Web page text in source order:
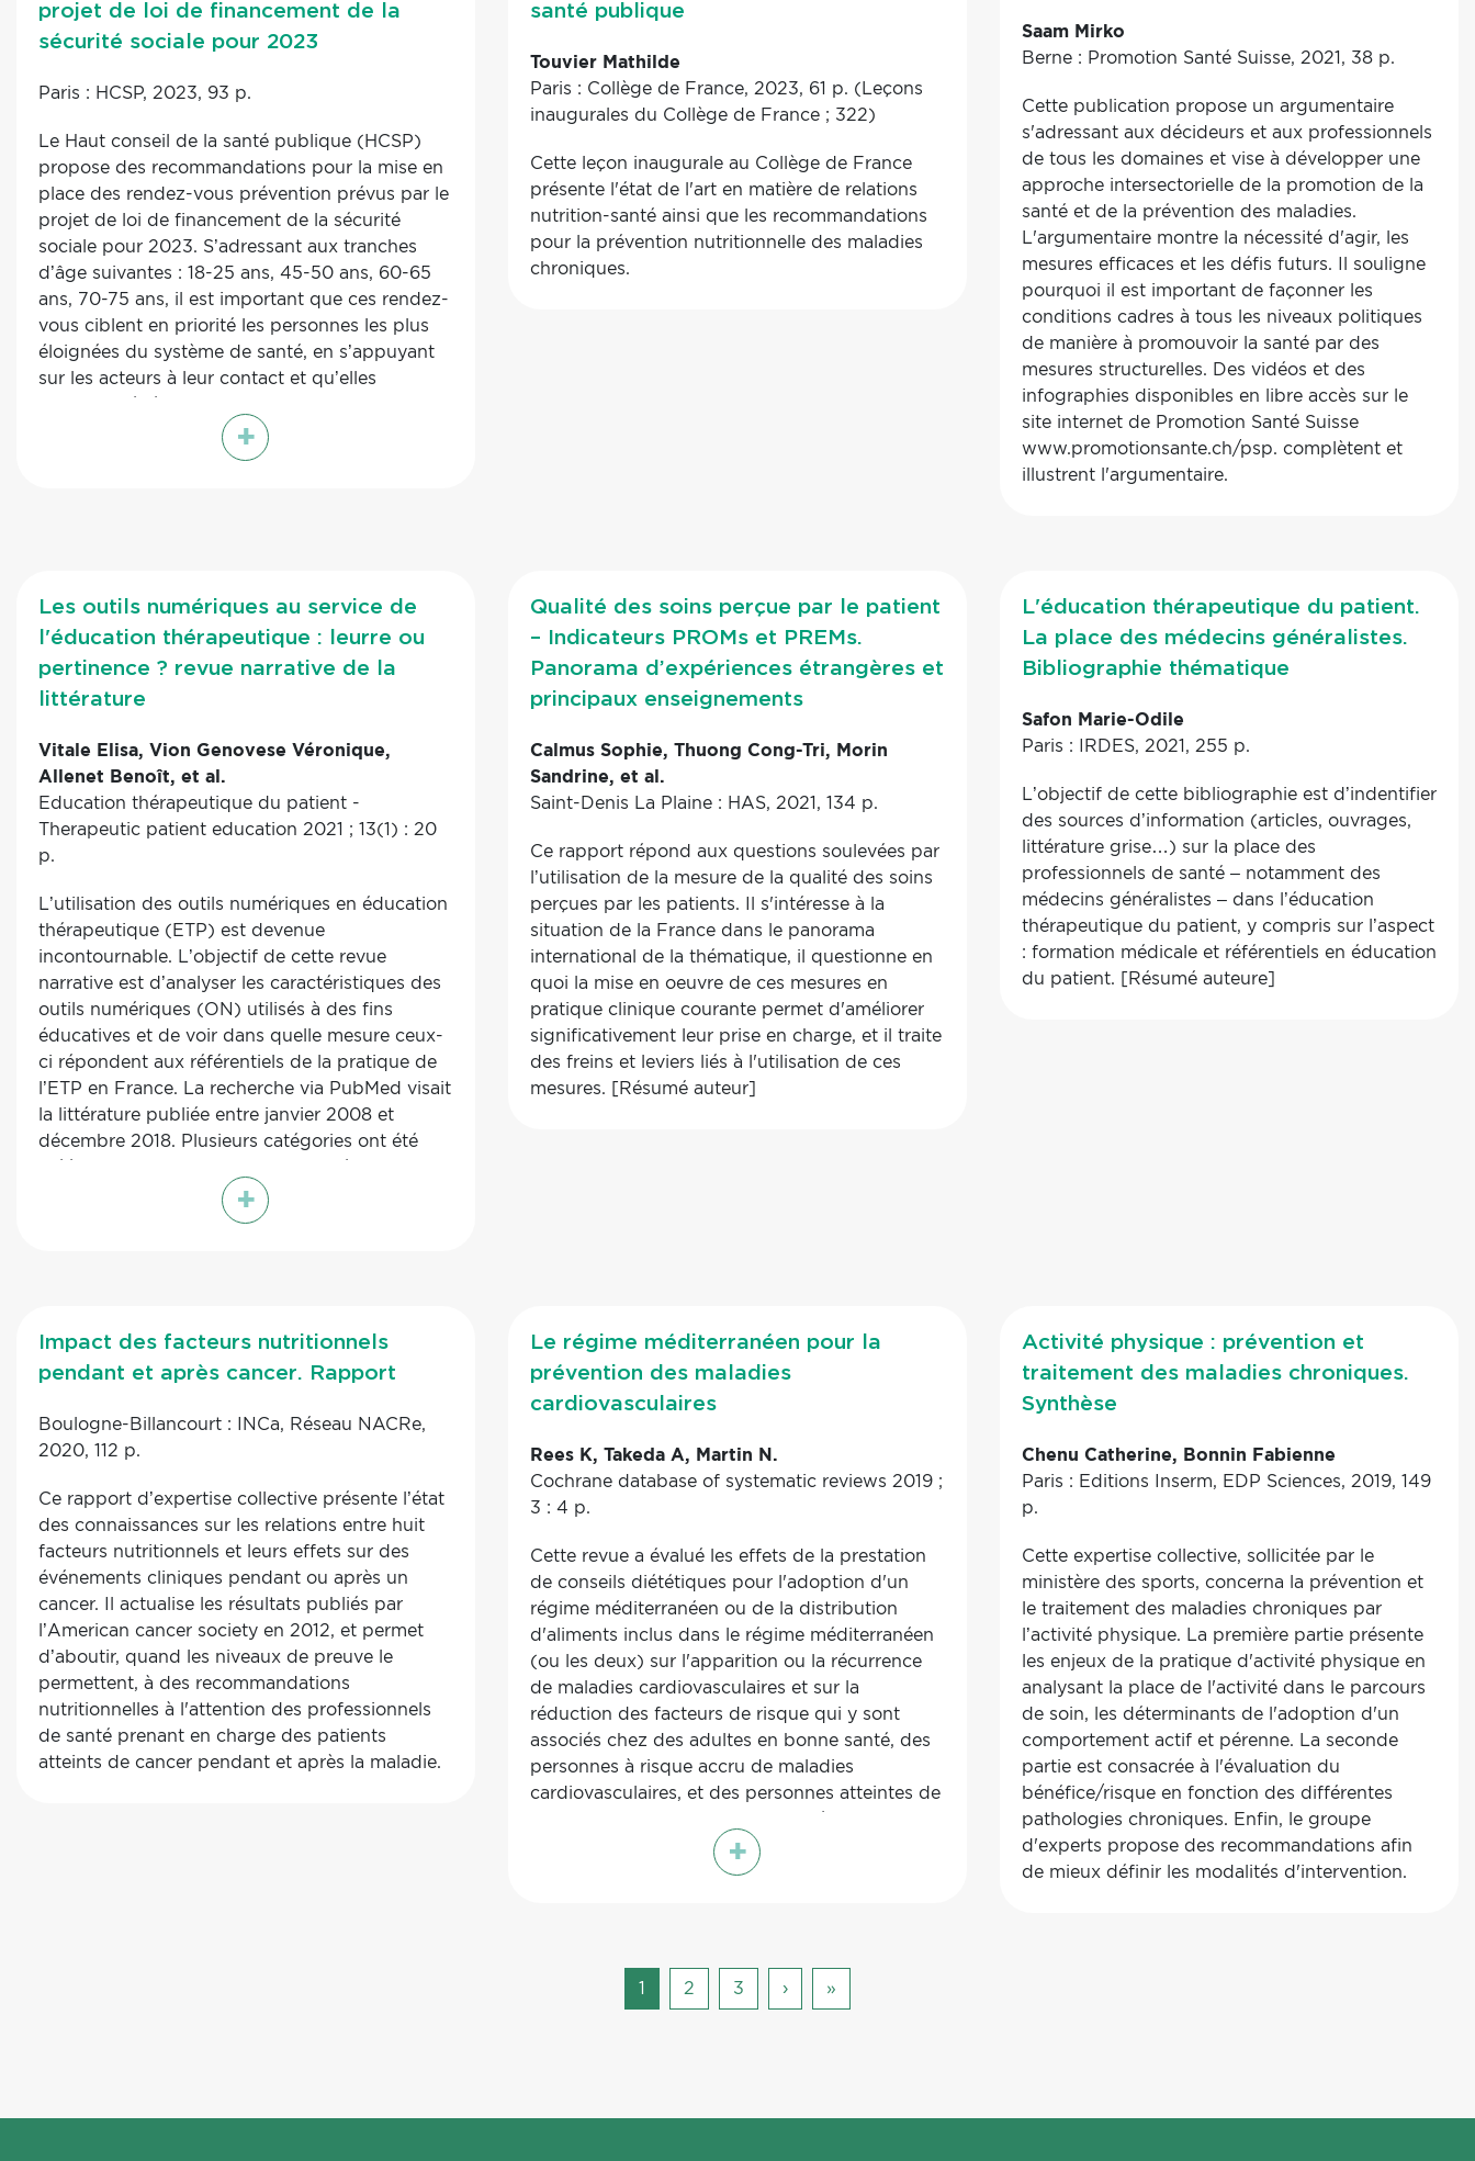
les plus fragiles, chez qui les effets indésirables
des traitements sont les plus fréquents et les
santé et l’utilisation de nouvelles technologies
peuvent aider au suivi du contrôle des facteurs
de risque cardiovasculaire et à la diminution des
erreurs de la prise médicamenteuse. Ce rapport
met également l'accent sur la nécessité
d’améliorer la prise en charge des résidents
d’EHPAD à haut risque cardiovasculaire en
proposant l’intervention d’équipes mobiles
externes qui pourront suivre de façon régulière
l’évolution de leur état clinique. Enfin, il est
urgent de promouvoir des études cliniques de
qualité en y incluant les patients âgés fragiles
qui en sont actuellement le plus souvent exclus.
projet de loi de financement de la
sécurité sociale pour 2023
Paris : HCSP, 2023, 93 p.
Le Haut conseil de la santé publique (HCSP)
propose des recommandations pour la mise en
place des rendez-vous prévention prévus par le
projet de loi de financement de la sécurité
sociale pour 2023. S’adressant aux tranches
d’âge suivantes : 18-25 ans, 45-50 ans, 60-65
ans, 70-75 ans, il est important que ces rendez-
vous ciblent en priorité les personnes les plus
éloignées du système de santé, en s’appuyant
sur les acteurs à leur contact et qu’elles
puissent bénéficier de structures d’aval. Une
fois testé, un auto-questionnaire sur les
habitudes favorables à la santé peut être mis à
dans une approche coordonnée de prise en
charge territorialisée en faisant bénéficier les
professionnels en charge des rendez-vous
d’une formation adéquate. Le contenu du
personne et à ses priorités, et prendre en
compte les habitudes de vie comme l’activité
physique, l’alimentation, les addictions, la santé
mentale, l’environnement personnel. Il est
souhaitable de mettre en place une
d’amont et d’aval du dispositif de prévention
ainsi qu’un comité de pilotage associant des
acteurs nationaux, des acteurs territoriaux, et
des usagers afin de structurer le système
d’information et l’évaluation du dispositif et des
actions de prévention. [résumé éditeur]. Ce
document actualise la publication
"Consultations de prévention" du 25 mars
2009.
+
santé publique
Touvier Mathilde
Paris : Collège de France, 2023, 61 p. (Leçons
inaugurales du Collège de France ; 322)
Cette leçon inaugurale au Collège de France
présente l'état de l'art en matière de relations
nutrition-santé ainsi que les recommandations
pour la prévention nutritionnelle des maladies
chroniques.
Saam Mirko
Berne : Promotion Santé Suisse, 2021, 38 p.
Cette publication propose un argumentaire
s'adressant aux décideurs et aux professionnels
de tous les domaines et vise à développer une
approche intersectorielle de la promotion de la
santé et de la prévention des maladies.
L'argumentaire montre la nécessité d'agir, les
mesures efficaces et les défis futurs. Il souligne
pourquoi il est important de façonner les
conditions cadres à tous les niveaux politiques
de manière à promouvoir la santé par des
mesures structurelles. Des vidéos et des
infographies disponibles en libre accès sur le
site internet de Promotion Santé Suisse
www.promotionsante.ch/psp. complètent et
illustrent l'argumentaire.
Les outils numériques au service de
l'éducation thérapeutique : leurre ou
pertinence ? revue narrative de la
littérature
Vitale Elisa, Vion Genovese Véronique,
Allenet Benoît, et al.
Education thérapeutique du patient -
Therapeutic patient education 2021 ; 13(1) : 20
p.
L’utilisation des outils numériques en éducation
thérapeutique (ETP) est devenue
incontournable. L’objectif de cette revue
narrative est d’analyser les caractéristiques des
outils numériques (ON) utilisés à des fins
éducatives et de voir dans quelle mesure ceux-
ci répondent aux référentiels de la pratique de
l’ETP en France. La recherche via PubMed visait
la littérature publiée entre janvier 2008 et
décembre 2018. Plusieurs catégories ont été
créées pour classer les outils, inspirées de la
définition et des conditions de mise en œuvre
de l’ETP décrites dans les recommandations de
sous la forme de sites Web alors que 13,5%
(n=27) sont des applications smartphones. 63%
entre patient et soignant ; 20% (n=41) des ON
ne sont pas individualisés ; 45% (n=93)
(n=161) transmettent de l’information ; 57%
(n=118) permettent l’apprentissage de savoir-
faire et savoir être ; 63% (n=130) intègrent la
saisies de données cliniques ou biologiques et
65% (n=134) proposent un feedback tenant
compte des données saisies par le patient.
Seuls 7% (n=15) des ON offrent l’ensemble de
ces fonctionnalités. Cette analyse montre que
d’une manière générale, les ON identifiés
permettent la diffusion massive d’information et
le suivi médical « à distance » des patients, mais
+
Qualité des soins perçue par le patient
– Indicateurs PROMs et PREMs.
Panorama d’expériences étrangères et
principaux enseignements
Calmus Sophie, Thuong Cong-Tri, Morin
Sandrine, et al.
Saint-Denis La Plaine : HAS, 2021, 134 p.
Ce rapport répond aux questions soulevées par
l’utilisation de la mesure de la qualité des soins
perçues par les patients. Il s'intéresse à la
situation de la France dans le panorama
international de la thématique, il questionne en
quoi la mise en oeuvre de ces mesures en
pratique clinique courante permet d'améliorer
significativement leur prise en charge, et il traite
des freins et leviers liés à l'utilisation de ces
mesures. [Résumé auteur]
L'éducation thérapeutique du patient.
La place des médecins généralistes.
Bibliographie thématique
Safon Marie-Odile
Paris : IRDES, 2021, 255 p.
L’objectif de cette bibliographie est d’indentifier
des sources d’information (articles, ouvrages,
littérature grise…) sur la place des
professionnels de santé – notamment des
médecins généralistes – dans l’éducation
thérapeutique du patient, y compris sur l’aspect
: formation médicale et référentiels en éducation
du patient. [Résumé auteure]
Impact des facteurs nutritionnels
pendant et après cancer. Rapport
Boulogne-Billancourt : INCa, Réseau NACRe,
2020, 112 p.
Ce rapport d’expertise collective présente l’état
des connaissances sur les relations entre huit
facteurs nutritionnels et leurs effets sur des
événements cliniques pendant ou après un
cancer. Il actualise les résultats publiés par
l’American cancer society en 2012, et permet
d’aboutir, quand les niveaux de preuve le
permettent, à des recommandations
nutritionnelles à l'attention des professionnels
de santé prenant en charge des patients
atteints de cancer pendant et après la maladie.
Le régime méditerranéen pour la
prévention des maladies
cardiovasculaires
Rees K, Takeda A, Martin N.
Cochrane database of systematic reviews 2019 ;
3 : 4 p.
Cette revue a évalué les effets de la prestation
de conseils diététiques pour l'adoption d'un
régime méditerranéen ou de la distribution
d'aliments inclus dans le régime méditerranéen
(ou les deux) sur l'apparition ou la récurrence
de maladies cardiovasculaires et sur la
réduction des facteurs de risque qui y sont
associés chez des adultes en bonne santé, des
personnes à risque accru de maladies
cardiovasculaires, et des personnes atteintes de
maladies cardiovasculaires. Malgré le nombre
relativement élevé d'études incluses dans cette
revue, il subsiste une incertitude quant aux
pour la prévention primaire que secondaire.
+
Activité physique : prévention et
traitement des maladies chroniques.
Synthèse
Chenu Catherine, Bonnin Fabienne
Paris : Editions Inserm, EDP Sciences, 2019, 149
p.
Cette expertise collective, sollicitée par le
ministère des sports, concerna la prévention et
le traitement des maladies chroniques par
l’activité physique. La première partie présente
les enjeux de la pratique d'activité physique en
analysant la place de l'activité dans le parcours
de soin, les déterminants de l'adoption d'un
comportement actif et pérenne. La seconde
partie est consacrée à l'évaluation du
bénéfice/risque en fonction des différentes
pathologies chroniques. Enfin, le groupe
d'experts propose des recommandations afin
de mieux définir les modalités d'intervention.
Page
courante
1 Page
2 Page
3
Page
suivante
›
Dernière
page
»